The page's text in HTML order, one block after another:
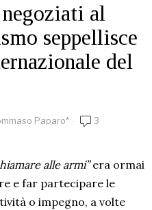
al
seppellisce
del
Paparo*
3
alle armi”era ormai
e far partecipare le
o impegno, a volte